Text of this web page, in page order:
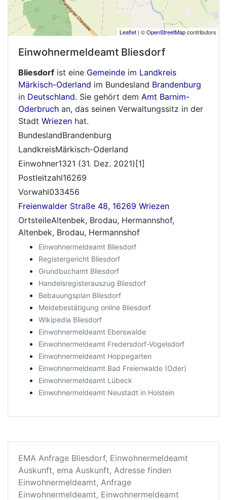
Leaflet | ©OpenStreetMapcontributors
Einwohnermeldeamt Bliesdorf
Bliesdorf ist eine Gemeinde im Landkreis
Märkisch-Oderland im Bundesland Brandenburg
in Deutschland. Sie gehört dem Amt Barnim-
Oderbruch an, das seinen Verwaltungssitz in der
Stadt Wriezen hat.
BundeslandBrandenburg
LandkreisMärkisch-Oderland
Einwohner1321 (31. Dez. 2021)[1]
Postleitzahl16269
Vorwahl033456
Freienwalder Straße 48, 16269 Wriezen
OrtsteileAltenbek, Brodau, Hermannshof,
Altenbek, Brodau, Hermannshof
Einwohnermeldeamt Bliesdorf
Registergericht Bliesdorf
Grundbuchamt Bliesdorf
Handelsregisterauszug Bliesdorf
Bebauungsplan Bliesdorf
Meldebestätigung online Bliesdorf
Wikipedia Bliesdorf
Einwohnermeldeamt Eberswalde
Einwohnermeldeamt Fredersdorf-Vogelsdorf
Einwohnermeldeamt Hoppegarten
Einwohnermeldeamt Bad Freienwalde (Oder)
Einwohnermeldeamt Lübeck
Einwohnermeldeamt Neustadt in Holstein
EMA Anfrage Bliesdorf, Einwohnermeldeamt
Auskunft, ema Auskunft, Adresse finden
Einwohnermeldeamt, Anfrage
Einwohnermeldeamt, Einwohnermeldeamt